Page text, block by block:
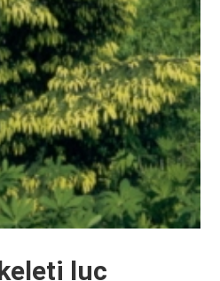
luc